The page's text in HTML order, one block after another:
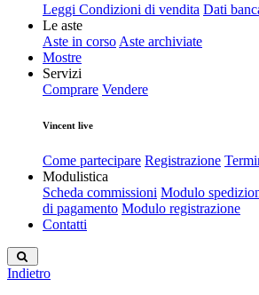
Leggi Condizioni di vendita Dati
Le aste
Aste in corso Aste archiviate
Mostre
Servizi
Comprare Vendere
Vincent live
Come partecipare Registrazione
Modulistica
Scheda commissioni Modulo
di pagamento Modulo registrazione
Contatti
Indietro